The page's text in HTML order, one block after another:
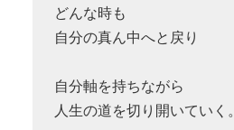
どんな時も
自分の真ん中へと戻り
自分軸を持ちながら
人生の道を切り開いていく。